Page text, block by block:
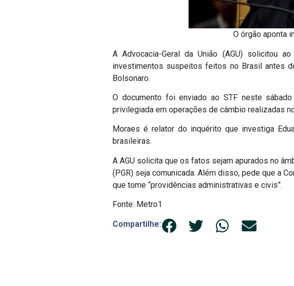
O órgão aponta
A Advocacia-Geral da União (AGU) solicitou
investimentos suspeitos feitos no Brasil antes
Bolsonaro.
O documento foi enviado ao STF neste
privilegiada em operações de câmbio realizadas
Moraes é relator do inquérito que investiga
brasileiras.
A AGU solicita que os fatos sejam apurados no
(PGR) seja comunicada. Além disso, pede que a
que tome “providências administrativas e civis”.
Fonte: Metro1
Compartilhe: